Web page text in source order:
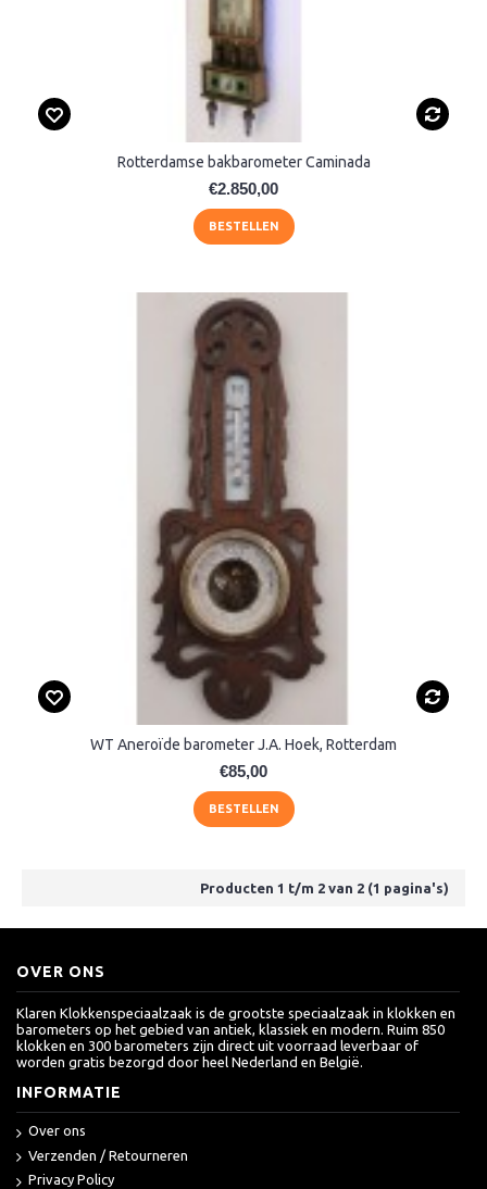
Rotterdamse bakbarometer Caminada
€2.850,00
BESTELLEN
WT Aneroïde barometer J.A. Hoek, Rotterdam
€85,00
BESTELLEN
Producten 1 t/m 2 van 2 (1 pagina's)
OVER ONS
Klaren Klokkenspeciaalzaak is de grootste speciaalzaak in klokken en
barometers op het gebied van antiek, klassiek en modern. Ruim 850
klokken en 300 barometers zijn direct uit voorraad leverbaar of
worden gratis bezorgd door heel Nederland en België.
INFORMATIE
Over ons
Verzenden / Retourneren
Privacy Policy